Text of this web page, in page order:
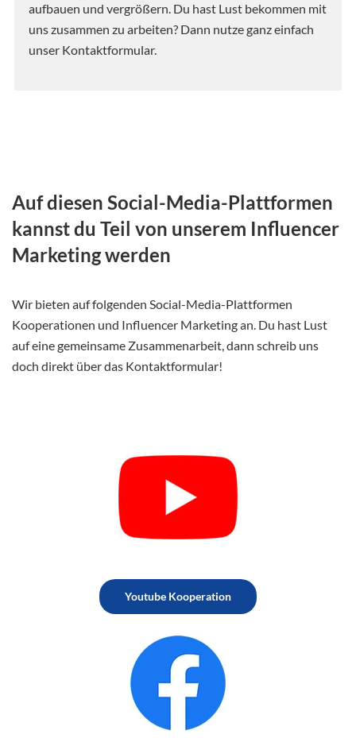
aufbauen und vergrößern. Du hast Lust bekommen mit
uns zusammen zu arbeiten? Dann nutze ganz einfach
unser Kontaktformular.
Auf diesen Social-Media-Plattformen
kannst du Teil von unserem Influencer
Marketing werden
Wir bieten auf folgenden Social-Media-Plattformen
Kooperationen und Influencer Marketing an. Du hast Lust
auf eine gemeinsame Zusammenarbeit, dann schreib uns
doch direkt über das Kontaktformular!
Youtube Kooperation